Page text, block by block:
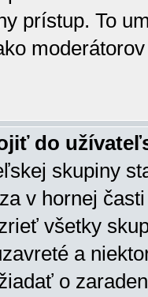
prístup. To
do
skupiny
v hornej
všetky
a
o